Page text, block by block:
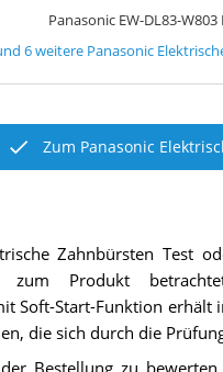
Panasonic EW-DL83-
6weitere Panasonic
Zum Panasonic
Zahnbürsten Test
zum Produkt
Soft-Start-Funktion erhält
die sich durch die